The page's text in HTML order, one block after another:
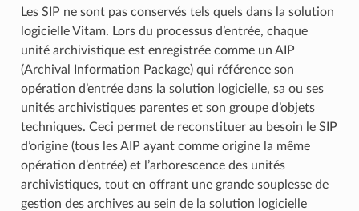
Les SIP ne sont pas conservés tels quels dans la solution
logicielle Vitam. Lors du processus d’entrée, chaque
unité archivistique est enregistrée comme un AIP
(Archival Information Package) qui référence son
opération d’entrée dans la solution logicielle, sa ou ses
unités archivistiques parentes et son groupe d’objets
techniques. Ceci permet de reconstituer au besoin le SIP
d’origine (tous les AIP ayant comme origine la même
opération d’entrée) et l’arborescence des unités
archivistiques, tout en offrant une grande souplesse de
gestion des archives au sein de la solution logicielle